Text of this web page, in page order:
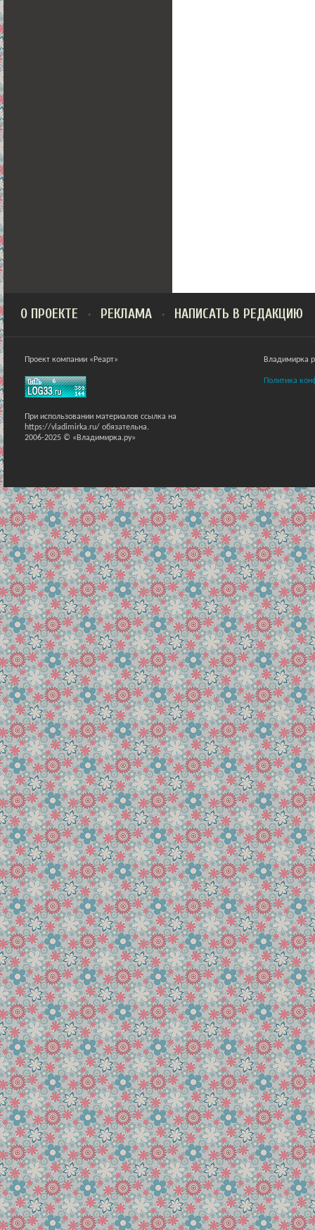
О ПРОЕКТЕ РЕКЛАМА НАПИСАТЬ В РЕДАКЦИЮ
Проект компании «Реарт»
При использовании материалов ссылка на
https://vladimirka.ru/ обязательна.
2006-2025 © «Владимирка.ру»
Владимирка
Политика